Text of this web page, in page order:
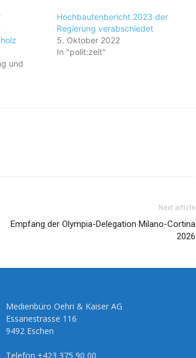
und
Hochbautenbericht 2023 der
Regierung verabschiedet
5. Oktober 2022
In "polit:zeit"
Next article
Empfang der Olympia-Delegation Milano-Cortina
2026
Medienbüro Oehri & Kaiser AG
Essanestrasse 116
9492 Eschen
Telefon +423 375 90 00